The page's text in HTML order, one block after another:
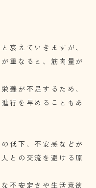
衰えていきますが、
重なると、筋肉量が
養が不足するため、
行を早めることもあ
低下、不安感などが
との交流を避ける原
不安定さや生活意欲